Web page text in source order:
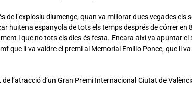
de l’explosiu diumenge, quan va millorar dues vegades els
huitena espanyola de tots els temps després de córrer en
i que no tots els dies és festa. Encara així va apuntar el
que li va valdre el premi al Memorial Emilio Ponce, que li
l’atracció d’un Gran Premi Internacional Ciutat de